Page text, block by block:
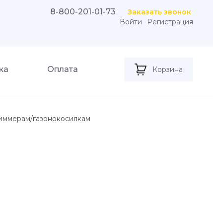
8-800-201-01-73
Заказать звонок
Войти
Регистрация
Оплата Корзина
газонокосилкам